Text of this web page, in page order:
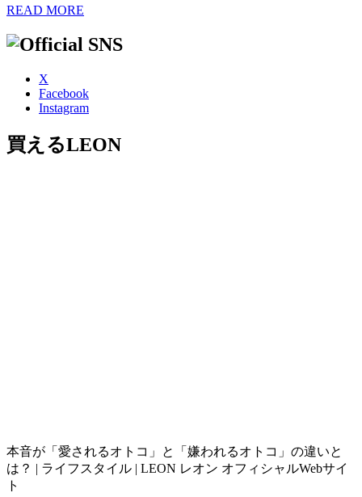
READ MORE
X
Facebook
Instagram
買えるLEON
本音が「愛されるオトコ」と「嫌われるオトコ」の違いと
は？ | ライフスタイル | LEON レオン オフィシャルWebサイ
ト